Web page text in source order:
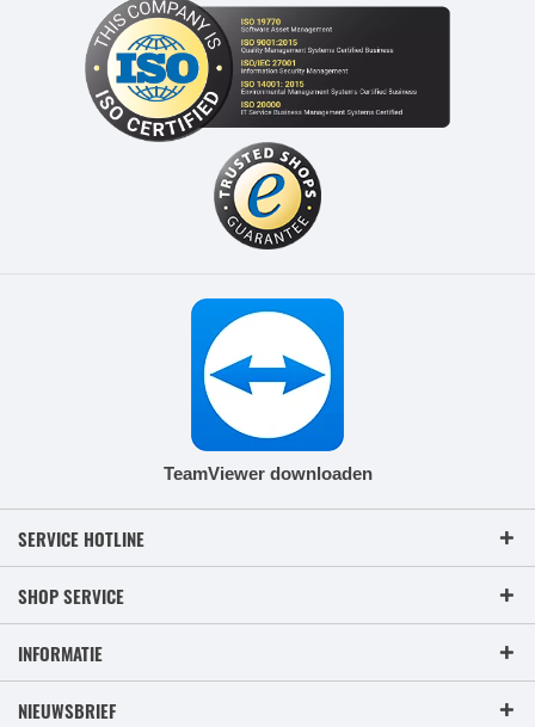
TeamViewer downloaden
SERVICE HOTLINE
SHOP SERVICE
INFORMATIE
NIEUWSBRIEF